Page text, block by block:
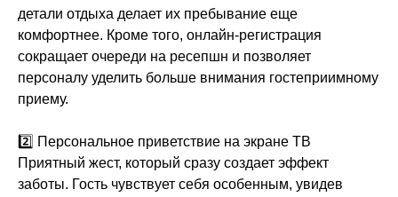
детали отдыха делает их пребывание еще
комфортнее. Кроме того, онлайн-регистрация
сокращает очереди на ресепшн и позволяет
персоналу уделить больше внимания гостеприимному
приему.
2️⃣ Персональное приветствие на экране ТВ
Приятный жест, который сразу создает эффект
заботы. Гость чувствует себя особенным, увидев